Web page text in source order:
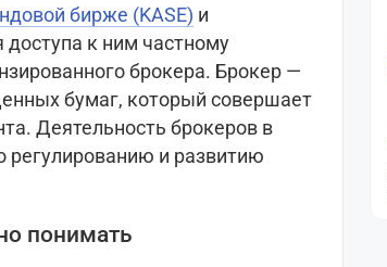
бирже (KASE) и
к ним частному
брокера. Брокер —
бумаг, который совершает
Деятельность брокеров в
регулированию и развитию
понимать